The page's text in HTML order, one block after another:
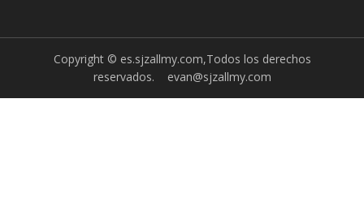
Copyright © es.sjzallmy.com,Todos los derechos
reservados. evan@sjzallmy.com